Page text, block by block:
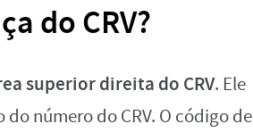
do CRV?
superior direita do CRV. Ele
número do CRV. O código de